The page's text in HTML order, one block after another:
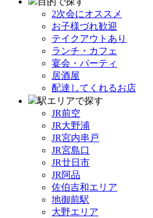
2次会にオススメ
お子様づれ歓迎
テイクアウトあり
ランチ・カフェ
宴会・パーティ
居酒屋
配達してくれるお店
駅エリアで探す
JR前空
JR大野浦
JR宮内串戸
JR宮島口
JR廿日市
JR阿品
佐伯吉和エリア
地御前駅
大野エリア